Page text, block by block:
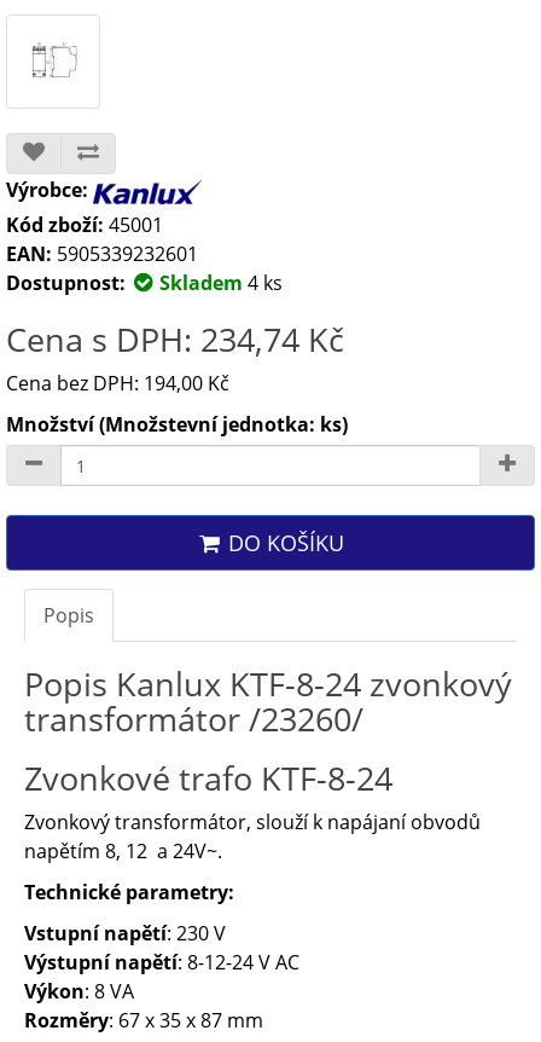
Výrobce:
Kód zboží: 45001
EAN: 5905339232601
Dostupnost:
Skladem 4 ks
Cena s DPH: 234,74 Kč
Cena bez DPH: 194,00 Kč
Množství (Množstevní jednotka: ks)
DO KOŠÍKU
Popis
Popis Kanlux KTF-8-24 zvonkový
transformátor /23260/
Zvonkové trafo KTF-8-24
Zvonkový transformátor, slouží k napájaní obvodů
napětím 8, 12 a 24V~.
Technické parametry:
Vstupní napětí: 230 V
Výstupní napětí: 8-12-24 V AC
Výkon: 8 VA
Rozměry: 67 x 35 x 87 mm